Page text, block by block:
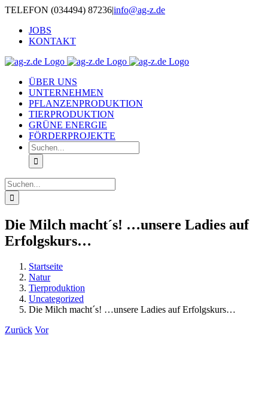
Zum
springen
TELEFON (034494) 87236|info@ag-z.de
JOBS
KONTAKT
ÜBER UNS
UNTERNEHMEN
PFLANZENPRODUKTION
TIERPRODUKTION
GRÜNE ENERGIE
FÖRDERPROJEKTE
Suche
nach:
Suche
nach:
Die Milch macht´s! …unsere Ladies auf
Erfolgskurs…
Startseite
Natur
Tierproduktion
Uncategorized
Die Milch macht´s! …unsere Ladies auf Erfolgskurs…
Zurück Vor